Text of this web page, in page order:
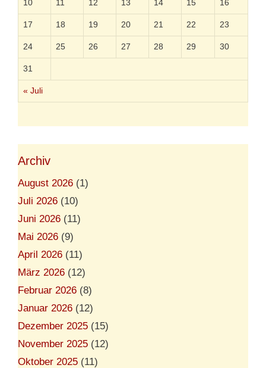
« Juli
10 11 12 13 14 15 16
17 18 19 20 21 22 23
24 25 26 27 28 29 30
31
Archiv
August 2026 (1)
Juli 2026 (10)
Juni 2026 (11)
Mai 2026 (9)
April 2026 (11)
März 2026 (12)
Februar 2026 (8)
Januar 2026 (12)
Dezember 2025 (15)
November 2025 (12)
Oktober 2025 (11)